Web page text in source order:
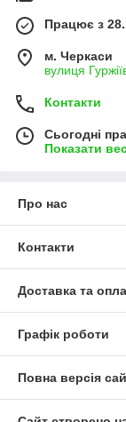
Працює з
м. Черкаси
вулиця
Контакти
Сьогодні
Показати
Про нас
Контакти
Доставка та
Графік роботи
Повна версія